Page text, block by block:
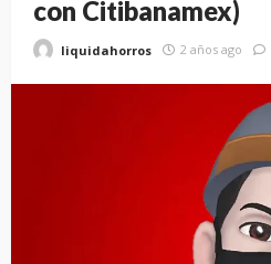
con Citibanamex)
liquidahorros 2 años ago